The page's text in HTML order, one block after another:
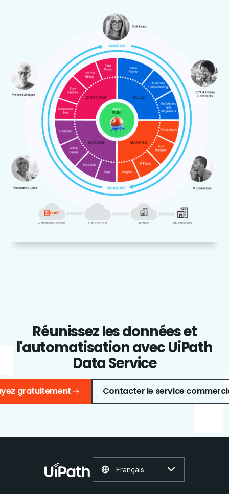
Réunissez les données et
l'automatisation avec UiPath
Data Service
gratuitement Contacter le service
Français